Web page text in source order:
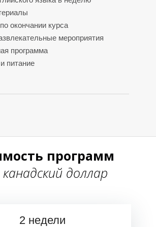
окончании курса
мероприятия
программа
питание
программ
доллар
2 недели